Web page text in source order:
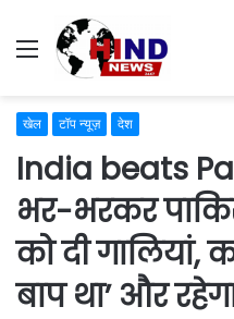
Menu
खेल टॉप न्यूज़ देश
India beats
भर-भरकर
को दी गालियां,
बाप था’ और